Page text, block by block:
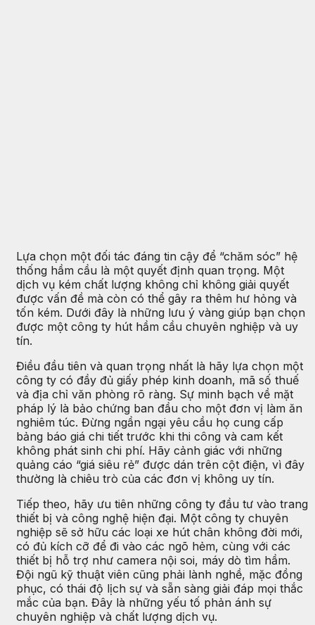
Lựa chọn một đối tác đáng tin cậy để “chăm sóc” hệ
thống hầm cầu là một quyết định quan trọng. Một
dịch vụ kém chất lượng không chỉ không giải quyết
được vấn đề mà còn có thể gây ra thêm hư hỏng và
tốn kém. Dưới đây là những lưu ý vàng giúp bạn chọn
được một công ty hút hầm cầu chuyên nghiệp và uy
tín.
Điều đầu tiên và quan trọng nhất là hãy lựa chọn một
công ty có đầy đủ giấy phép kinh doanh, mã số thuế
và địa chỉ văn phòng rõ ràng. Sự minh bạch về mặt
pháp lý là bảo chứng ban đầu cho một đơn vị làm ăn
nghiêm túc. Đừng ngần ngại yêu cầu họ cung cấp
bảng báo giá chi tiết trước khi thi công và cam kết
không phát sinh chi phí. Hãy cảnh giác với những
quảng cáo “giá siêu rẻ” được dán trên cột điện, vì đây
thường là chiêu trò của các đơn vị không uy tín.
Tiếp theo, hãy ưu tiên những công ty đầu tư vào trang
thiết bị và công nghệ hiện đại. Một công ty chuyên
nghiệp sẽ sở hữu các loại xe hút chân không đời mới,
có đủ kích cỡ để đi vào các ngõ hẻm, cùng với các
thiết bị hỗ trợ như camera nội soi, máy dò tìm hầm.
Đội ngũ kỹ thuật viên cũng phải lành nghề, mặc đồng
phục, có thái độ lịch sự và sẵn sàng giải đáp mọi thắc
mắc của bạn. Đây là những yếu tố phản ánh sự
chuyên nghiệp và chất lượng dịch vụ.